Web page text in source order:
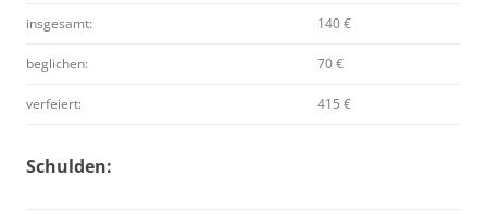
insgesamt: 140 €
beglichen: 70 €
verfeiert: 415 €
Schulden: